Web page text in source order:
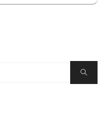
Search